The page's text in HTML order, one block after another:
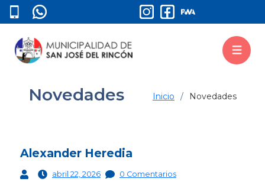
Novedades Inicio Novedades
Alexander Heredia
abril 22, 2026 0 Comentarios